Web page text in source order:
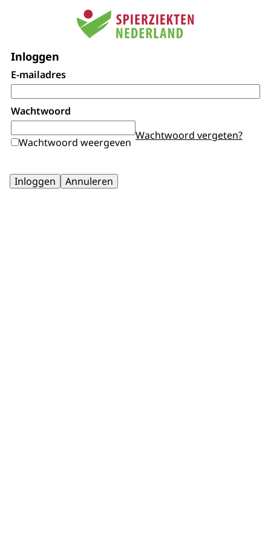
Inloggen
E-mailadres
Wachtwoord
Wachtwoord weergeven
Wachtwoord vergeten?
Inloggen Annuleren